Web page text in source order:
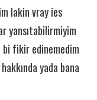
lakin vray ies
yansıtabilirmiyim
bi fikir edinemedim
yada bana